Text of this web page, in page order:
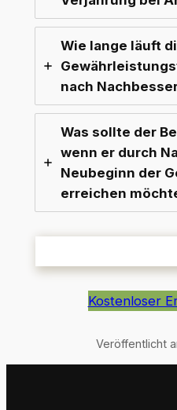
Wie lange läuft
nach
Was sollte der
wenn er durch
Neubeginn der
erreichen
Kostenloser
Veröffentlicht